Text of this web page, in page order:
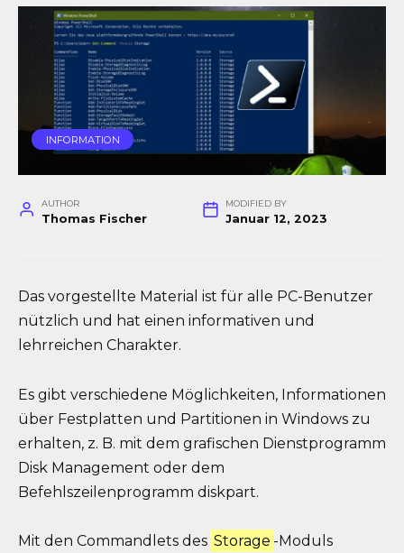
IN­FOR­MA­TI­ON
AUTHOR
Thomas Fischer
MODIFIED BY
Januar 12, 2023
Das vorgestellte Material ist für alle PC-Benutzer
nützlich und hat einen informativen und
lehrreichen Charakter.
Es gibt verschiedene Möglichkeiten, Informationen
über Festplatten und Partitionen in Windows zu
erhalten, z. B. mit dem grafischen Dienstprogramm
Disk Management oder dem
Befehlszeilenprogramm diskpart.
Mit den Commandlets des Storage -Moduls